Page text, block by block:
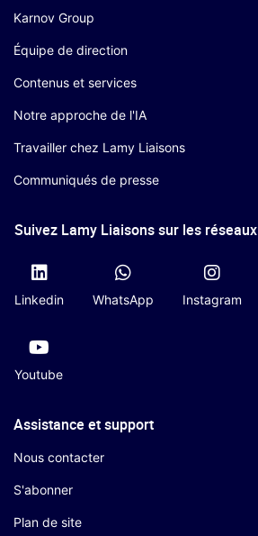
Karnov Group
Équipe de direction
Contenus et services
Notre approche de l'IA
Travailler chez Lamy Liaisons
Communiqués de presse
Suivez Lamy Liaisons sur les réseaux
Linkedin WhatsApp Instagram
Youtube
Assistance et support
Nous contacter
S'abonner
Plan de site